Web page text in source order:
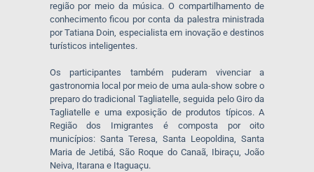
região por meio da música. O compartilhamento de
conhecimento ficou por conta da palestra ministrada
por Tatiana Doin, especialista em inovação e destinos
turísticos inteligentes.
Os participantes também puderam vivenciar a
gastronomia local por meio de uma aula-show sobre o
preparo do tradicional Tagliatelle, seguida pelo Giro da
Tagliatelle e uma exposição de produtos típicos. A
Região dos Imigrantes é composta por oito
municípios: Santa Teresa, Santa Leopoldina, Santa
Maria de Jetibá, São Roque do Canaã, Ibiraçu, João
Neiva, Itarana e Itaguaçu.